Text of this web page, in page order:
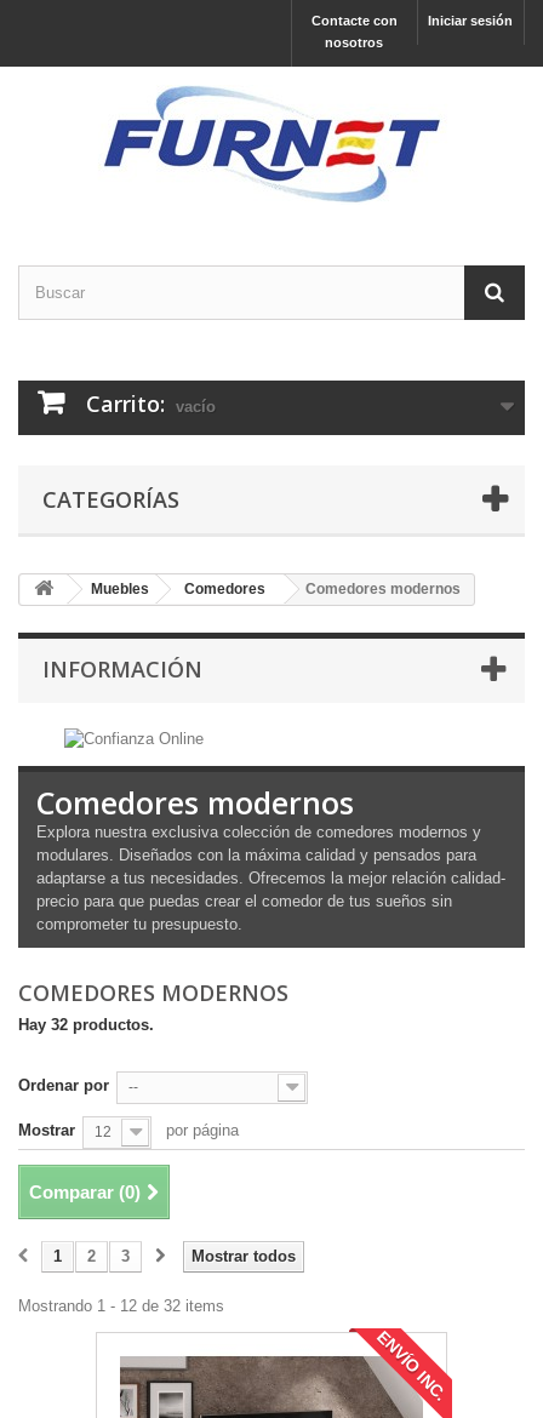
Iniciar sesión
Contacte con
nosotros
Carrito: vacío
CATEGORÍAS
Muebles Comedores Comedores modernos
INFORMACIÓN
Comedores modernos
Explora nuestra exclusiva colección de comedores modernos y
modulares. Diseñados con la máxima calidad y pensados para
adaptarse a tus necesidades. Ofrecemos la mejor relación calidad-
precio para que puedas crear el comedor de tus sueños sin
comprometer tu presupuesto.
COMEDORES MODERNOS
Hay 32 productos.
Ordenar por --
Mostrar 12 por página
Comparar (0)
Mostrar todos
1 2 3
Mostrando 1 - 12 de 32 items
ENVÍO INC.